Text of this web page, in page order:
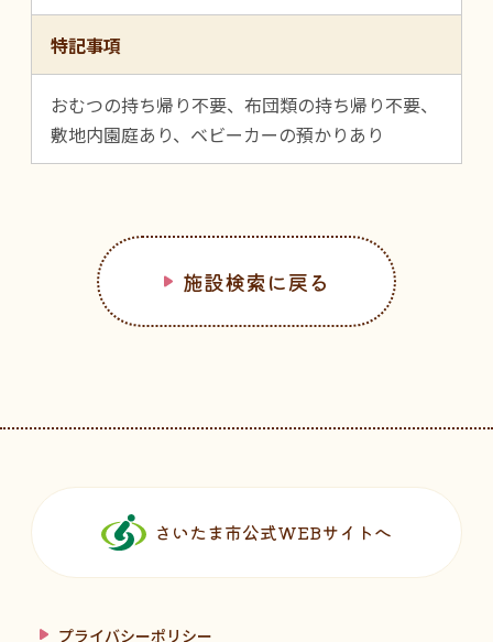
特記事項
おむつの持ち帰り不要、布団類の持ち帰り不要、
敷地内園庭あり、ベビーカーの預かりあり
施設検索に戻る
さいたま市公式WEBサイトへ
プライバシーポリシー